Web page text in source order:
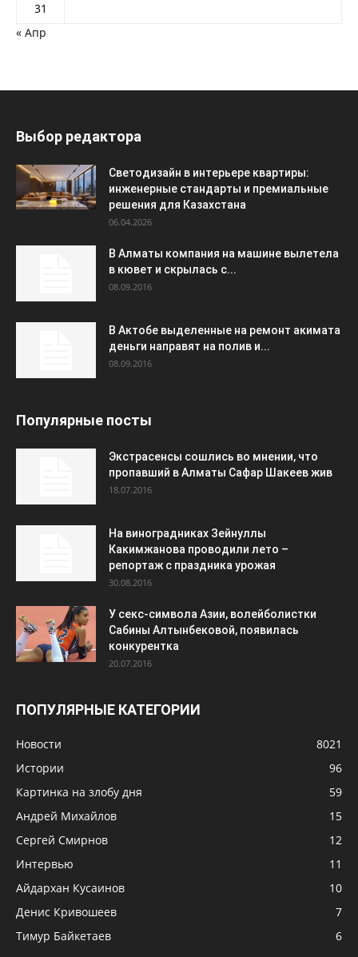
31
« Апр
Выбор редактора
Светодизайн в интерьере квартиры:
инженерные стандарты и премиальные
решения для Казахстана
06.04.2026
В Алматы компания на машине вылетела
в кювет и скрылась с...
08.09.2016
В Актобе выделенные на ремонт акимата
деньги направят на полив и...
08.09.2016
Популярные посты
Экстрасенсы сошлись во мнении, что
пропавший в Алматы Сафар Шакеев жив
18.07.2016
На виноградниках Зейнуллы
Какимжанова проводили лето –
репортаж с праздника урожая
30.08.2016
У секс-символа Азии, волейболистки
Сабины Алтынбековой, появилась
конкурентка
20.07.2016
ПОПУЛЯРНЫЕ КАТЕГОРИИ
Новости
8021
Истории
96
Картинка на злобу дня
59
Андрей Михайлов
15
Сергей Смирнов
12
Интервью
11
Айдархан Кусаинов
10
Денис Кривошеев
7
Тимур Байкетаев
6